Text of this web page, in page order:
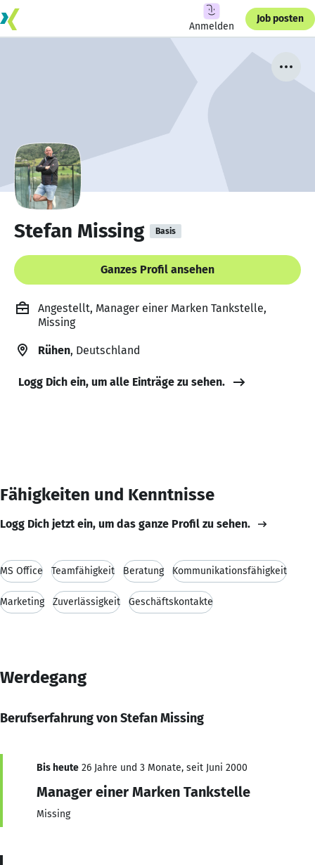
Anmelden
Job posten
Stefan Missing Basis
Ganzes Profil ansehen
Angestellt, Manager einer Marken Tankstelle,
Missing
Rühen, Deutschland
Logg Dich ein, um alle Einträge zu sehen.
Fähigkeiten und Kenntnisse
Logg Dich jetzt ein, um das ganze Profil zu sehen.
MS Office Teamfähigkeit Beratung Kommunikationsfähigkeit
Marketing Zuverlässigkeit Geschäftskontakte
Werdegang
Berufserfahrung von Stefan Missing
Bis heute 26 Jahre und 3 Monate, seit Juni 2000
Manager einer Marken Tankstelle
Missing